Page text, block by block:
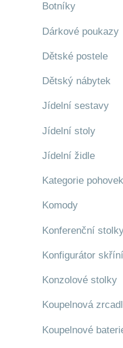
Botníky
Dárkové poukazy
Dětské postele
Dětský nábytek
Jídelní sestavy
Jídelní stoly
Jídelní židle
Kategorie pohovek
Komody
Konferenční
Konfigurátor
Konzolové stolky
Koupelnová
Koupelnové